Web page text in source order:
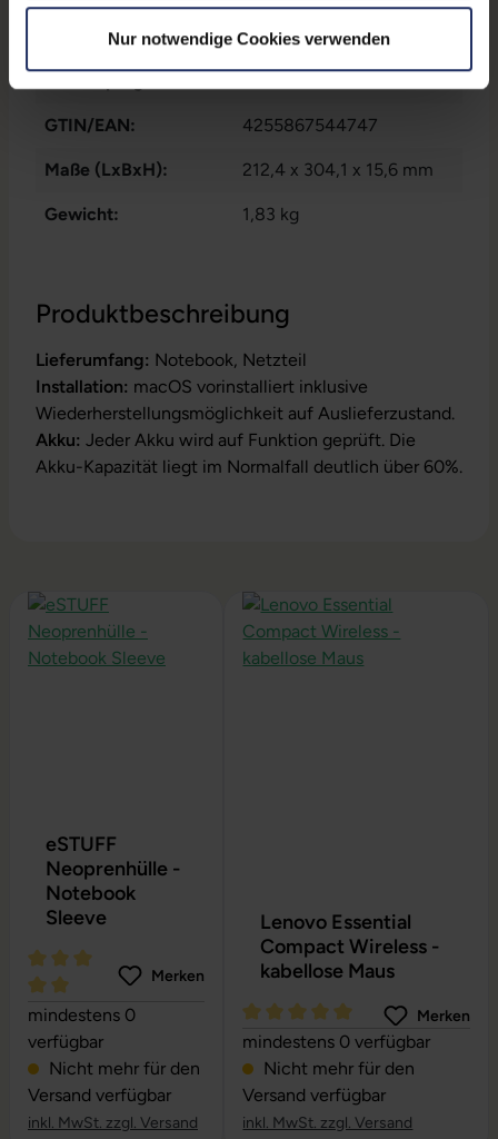
Nur notwendige Cookies verwenden
Produktbeschreibung
Lieferumfang: Notebook, Netzteil
Installation: macOS vorinstalliert inklusive
Wiederherstellungsmöglichkeit auf Auslieferzustand.
Akku: Jeder Akku wird auf Funktion geprüft. Die
Akku-Kapazität liegt im Normalfall deutlich über 60%.
Tastaturlayout:
Deutsch (QWERTZ) ohne
Ziffernblock
GTIN/EAN: 4255867544747
Maße (LxBxH): 212,4 x 304,1 x 15,6 mm
Gewicht: 1,83 kg
Produktgalerie überspringen
eSTUFF
Neoprenhülle -
Notebook
Sleeve
Durchschnittliche Bewertung von 5 von 5 Sternen
Merken
mindestens 0
verfügbar
Nicht mehr für den
Versand verfügbar
inkl. MwSt. zzgl. Versand
Lenovo Essential
Compact Wireless -
kabellose Maus
Durchschnittliche Bewertung
Merken
mindestens 0 verfügbar
Nicht mehr für den
Versand verfügbar
inkl. MwSt. zzgl. Versand